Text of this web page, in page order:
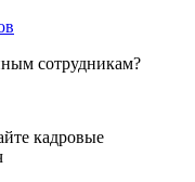
сотрудникам?
кадровые